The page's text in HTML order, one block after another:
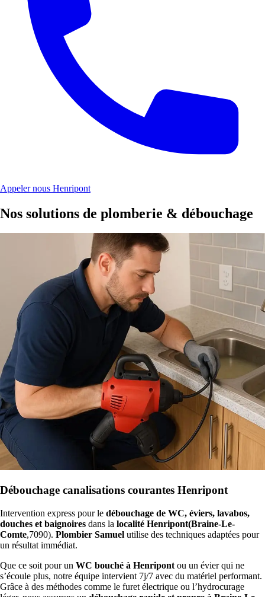
Appeler nous Henripont
Nos solutions de plomberie & débouchage
Débouchage canalisations courantes Henripont
Intervention express pour le débouchage de WC, éviers, lavabos,
douches et baignoires dans la localité Henripont(Braine-Le-
Comte,7090). Plombier Samuel utilise des techniques adaptées pour
un résultat immédiat.
Que ce soit pour un WC bouché à Henripont ou un évier qui ne
s’écoule plus, notre équipe intervient 7j/7 avec du matériel performant.
Grâce à des méthodes comme le furet électrique ou l’hydrocurage